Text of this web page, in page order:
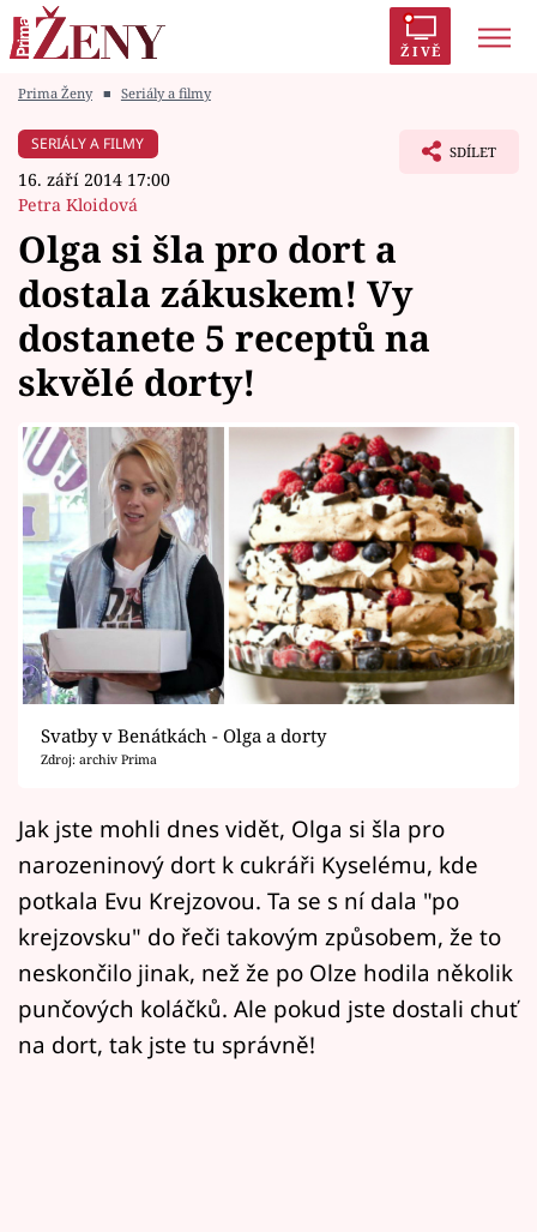
ŽIVĚ
Módní alarm
Témata
Celebrity
Vztahy
Seriály
Horoskopy
Sledujte prima+
Filmový festival Karlovy Vary
Přihlášení
Sledujte nás
Prima Ženy ■ Seriály a filmy
SERIÁLY A FILMY
16. září 2014 17:00
Petra Kloidová
SDÍLET
Olga si šla pro dort a
dostala zákuskem! Vy
dostanete 5 receptů na
skvělé dorty!
Svatby v Benátkách - Olga a dorty
Zdroj: archiv Prima
Jak jste mohli dnes vidět, Olga si šla pro
narozeninový dort k cukráři Kyselému, kde
potkala Evu Krejzovou. Ta se s ní dala "po
krejzovsku" do řeči takovým způsobem, že to
neskončilo jinak, než že po Olze hodila několik
punčových koláčků. Ale pokud jste dostali chuť
na dort, tak jste tu správně!